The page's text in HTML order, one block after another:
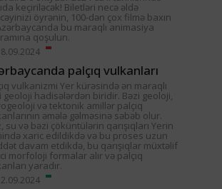
keçiriləcək! Biletləri necə əldə
öyrənin, 100-dən çox filmə baxın
bu maraqlı animasiya
qoşulun.
palçıq vulkanları
vulkanizmi Yer kürəsində ən maraqlı
geoloji hadisələrdən biridir. Bəzi geoloji,
və tektonik amillər palçıq
əmələ gəlməsinə səbəb olur.
su və bəzi çöküntülərin qarışıqları Yerin
xaric edildikdə və bu proses uzun
davam etdikdə, bu qarışıqlar müxtəlif
morfoloji formalar alır və palçıq
yaradır.